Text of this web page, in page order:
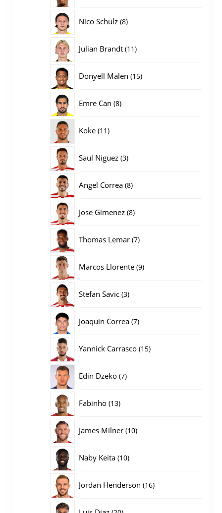
Nico Schulz 88
Julian Brandt 1111
Donyell Malen 1515
Emre Can 88
Koke 1111
Saul Niguez 33
Angel Correa 88
Jose Gimenez 88
Thomas Lemar 77
Marcos Llorente 99
Stefan Savic 33
Joaquin Correa 77
Yannick Carrasco 1515
Edin Dzeko 77
Fabinho 1313
James Milner 1010
Naby Keita 1010
Jordan Henderson 1616
20